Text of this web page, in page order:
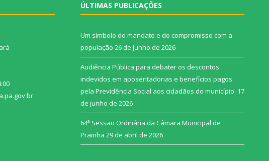
ÚLTIMAS PUBLICAÇÕES
Um símbolo do mandato e do compromisso com a
população 26 de junho de 2026
Audiência Pública para debater os descontos
indevidos em aposentadorias e benefícios pagos
pela Previdência Social aos cidadãos do município. 17
de junho de 2026
64ª Sessão Ordinária da Câmara Municipal de
Prainha 29 de abril de 2026